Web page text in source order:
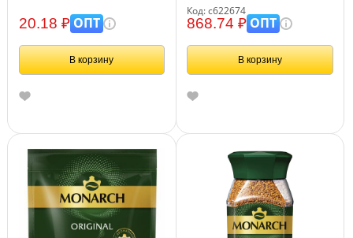
сублимированный
20.18 ₽ОПТ
В корзину
Код: с622674
868.74 ₽ОПТ
В корзину